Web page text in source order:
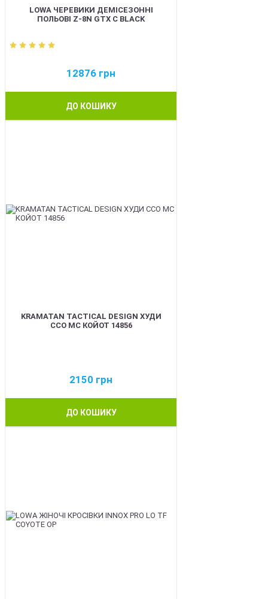
LOWA ЧЕРЕВИКИ ДЕМІСЕЗОННІ
ПОЛЬОВІ Z-8N GTX C BLACK
12876 грн
ДО КОШИКУ
KRAMATAN TACTICAL DESIGN ХУДИ
ССО МС КОЙОТ 14856
2150 грн
ДО КОШИКУ